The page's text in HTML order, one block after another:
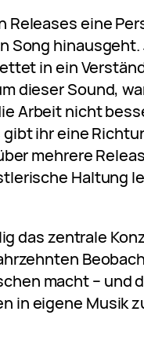
Releases eine
Song hinausgeht.
in ein
dieser Sound,
Arbeit nicht
ihr eine
mehrere
Haltung
das zentrale
macht – und
in eigene Musik